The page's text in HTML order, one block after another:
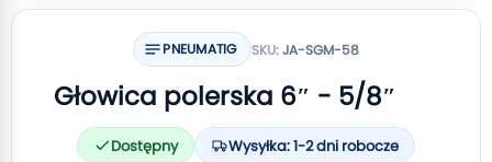
PNEUMATIG SKU:JA-SGM-58
Głowica polerska 6″ - 5/8″
Dostępny Wysyłka: 1-2 dni robocze